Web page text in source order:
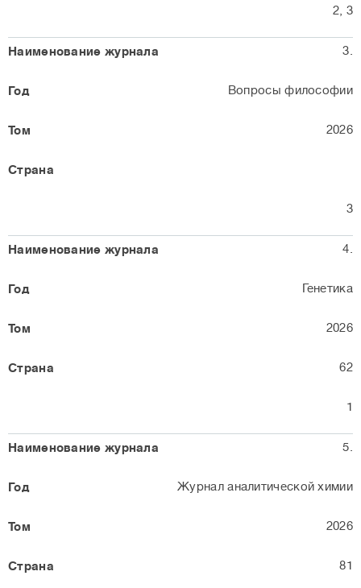
2, 3
3.
Вопросы философии
2026
3
4.
Генетика
2026
62
1
5.
Журнал аналитической химии
2026
81